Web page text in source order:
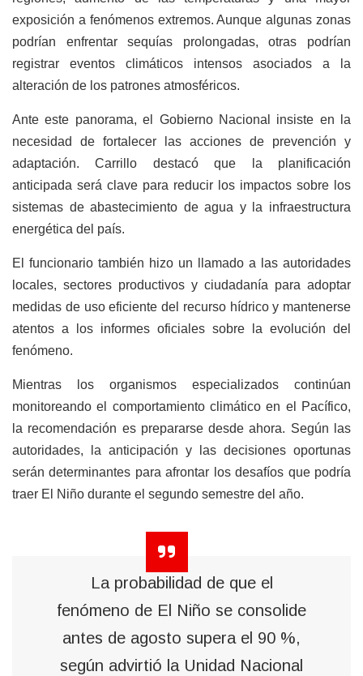
exposición a fenómenos extremos. Aunque algunas zonas
podrían enfrentar sequías prolongadas, otras podrían
registrar eventos climáticos intensos asociados a la
alteración de los patrones atmosféricos.
Ante este panorama, el Gobierno Nacional insiste en la
necesidad de fortalecer las acciones de prevención y
adaptación. Carrillo destacó que la planificación
anticipada será clave para reducir los impactos sobre los
sistemas de abastecimiento de agua y la infraestructura
energética del país.
El funcionario también hizo un llamado a las autoridades
locales, sectores productivos y ciudadanía para adoptar
medidas de uso eficiente del recurso hídrico y mantenerse
atentos a los informes oficiales sobre la evolución del
fenómeno.
Mientras los organismos especializados continúan
monitoreando el comportamiento climático en el Pacífico,
la recomendación es prepararse desde ahora. Según las
autoridades, la anticipación y las decisiones oportunas
serán determinantes para afrontar los desafíos que podría
traer El Niño durante el segundo semestre del año.
La probabilidad de que el
fenómeno de El Niño se consolide
antes de agosto supera el 90 %,
según advirtió la Unidad Nacional